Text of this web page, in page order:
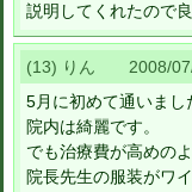
説明してくれたので
(13) りん 2008/
5月に初めて通いまし
院内は綺麗です。
でも治療費が高めの
院長先生の服装がワ